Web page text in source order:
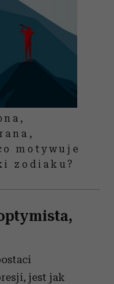
motywuje
zodiaku?
jest jak